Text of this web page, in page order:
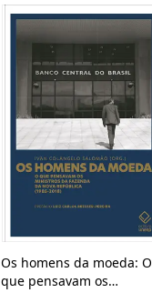
Os homens da moeda: O
que pensavam os